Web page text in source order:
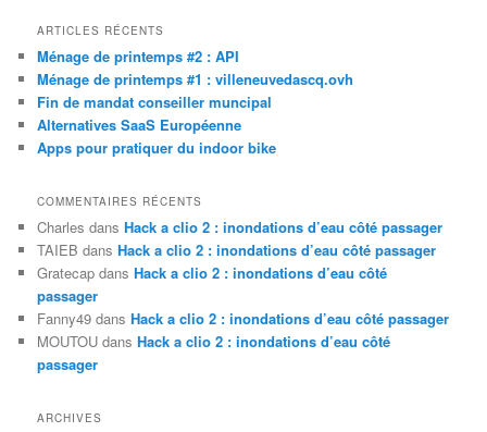
h
r
c
h
e
ARTICLES RÉCENTS
Ménage de printemps #2 : API
Ménage de printemps #1 : villeneuvedascq.ovh
Fin de mandat conseiller muncipal
Alternatives SaaS Européenne
Apps pour pratiquer du indoor bike
COMMENTAIRES RÉCENTS
Charles dansHack a clio 2 : inondations d’eau côté passager
TAIEB dansHack a clio 2 : inondations d’eau côté passager
Gratecap dansHack a clio 2 : inondations d’eau côté
passager
Fanny49 dansHack a clio 2 : inondations d’eau côté passager
MOUTOU dansHack a clio 2 : inondations d’eau côté
passager
ARCHIVES